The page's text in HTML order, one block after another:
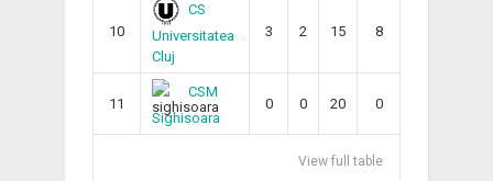
10
CS
Universitatea
Cluj
3 2 15 8
11
CSM
Sighisoara
0 0 20 0
View full table